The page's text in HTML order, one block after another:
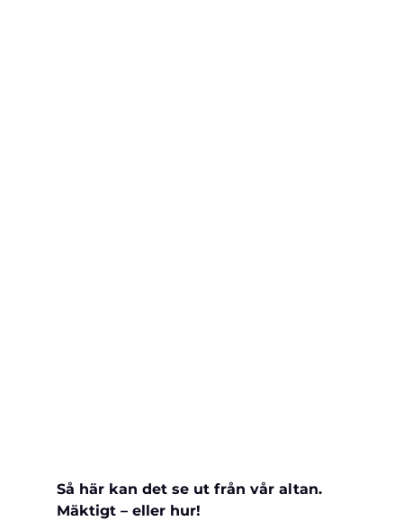
Så här kan det se ut från vår altan.
Mäktigt – eller hur!